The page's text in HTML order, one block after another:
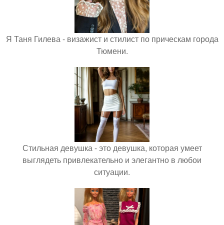
Я Таня Гилева - визажист и стилист по прическам города
Тюмени.
Стильная девушка - это девушка, которая умеет
выглядеть привлекательно и элегантно в любои
ситуации.